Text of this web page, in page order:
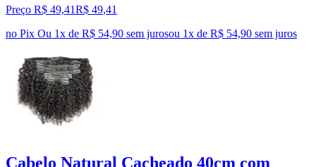
Preço R$ 49,41R$ 49,41
no Pix Ou 1x de R$ 54,90 sem jurosou 1x de R$ 54,90 sem juros
Cabelo Natural Cacheado 40cm com